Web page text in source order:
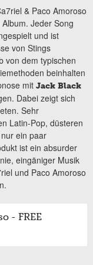
& Paco Amoroso
Jeder Song
und ist
von Stings
von dem typischen
beinhalten
mit Jack Black
Dabei zeigt sich
Sehr
Latin-Pop, düsteren
ein paar
ist ein absurder
eingäniger Musik
und Paco Amoroso
- FREE